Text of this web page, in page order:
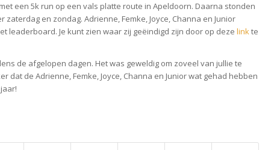
een 5k run op een vals platte route in Apeldoorn. Daarna stonden
en zondag. Adrienne, Femke, Joyce, Channa en Junior
leaderboard. Je kunt zien waar zij geëindigd zijn door op deze linkte
de afgelopen dagen. Het was geweldig om zoveel van jullie te
dat de Adrienne, Femke, Joyce, Channa en Junior wat gehad hebben